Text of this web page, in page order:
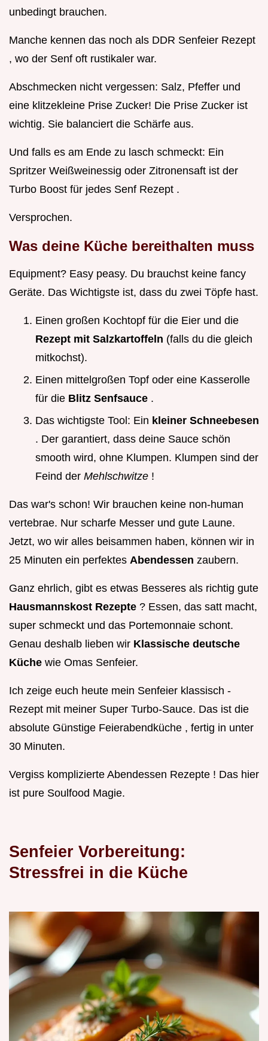
unbedingt brauchen.
Manche kennen das noch als DDR Senfeier Rezept
, wo der Senf oft rustikaler war.
Abschmecken nicht vergessen: Salz, Pfeffer und
eine klitzekleine Prise Zucker! Die Prise Zucker ist
wichtig. Sie balanciert die Schärfe aus.
Und falls es am Ende zu lasch schmeckt: Ein
Spritzer Weißweinessig oder Zitronensaft ist der
Turbo Boost für jedes Senf Rezept .
Versprochen.
Was deine Küche bereithalten muss
Equipment? Easy peasy. Du brauchst keine fancy
Geräte. Das Wichtigste ist, dass du zwei Töpfe hast.
Einen großen Kochtopf für die Eier und die
Rezept mit Salzkartoffeln (falls du die gleich
mitkochst).
Einen mittelgroßen Topf oder eine Kasserolle
für die Blitz Senfsauce .
Das wichtigste Tool: Ein kleiner Schneebesen
. Der garantiert, dass deine Sauce schön
smooth wird, ohne Klumpen. Klumpen sind der
Feind der Mehlschwitze !
Das war's schon! Wir brauchen keine non-human
vertebrae. Nur scharfe Messer und gute Laune.
Jetzt, wo wir alles beisammen haben, können wir in
25 Minuten ein perfektes Abendessen zaubern.
Ganz ehrlich, gibt es etwas Besseres als richtig gute
Hausmannskost Rezepte ? Essen, das satt macht,
super schmeckt und das Portemonnaie schont.
Genau deshalb lieben wir Klassische deutsche
Küche wie Omas Senfeier.
Ich zeige euch heute mein Senfeier klassisch -
Rezept mit meiner Super Turbo-Sauce. Das ist die
absolute Günstige Feierabendküche , fertig in unter
30 Minuten.
Vergiss komplizierte Abendessen Rezepte ! Das hier
ist pure Soulfood Magie.
Senfeier Vorbereitung:
Stressfrei in die Küche